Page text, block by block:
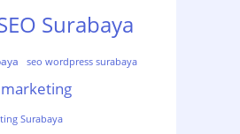
Surabaya
seo wordpress surabaya
Surabaya